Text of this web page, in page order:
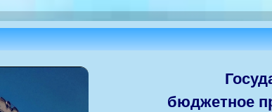
бюджетное